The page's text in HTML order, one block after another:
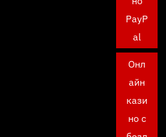
PayP
al
Онл
айн
кази
но с